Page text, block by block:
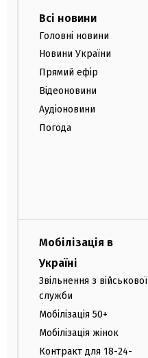
Всі новини
Головні новини
Новини України
Прямий ефір
Відеоновини
Аудіоновини
Погода
Мобілізація в
Україні
Звільнення з військової
служби
Мобілізація 50+
Мобілізація жінок
Контракт для 18-24-